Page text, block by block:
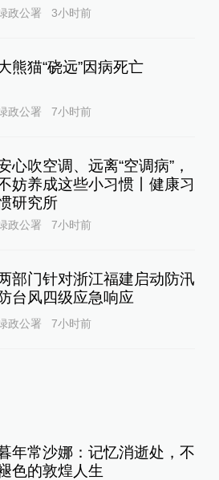
政公署 3小时前
熊猫“硗远”因病死亡
政公署 7小时前
心吹空调、远离“空调病”，
妨养成这些小习惯丨健康习
研究所
政公署 7小时前
部门针对浙江福建启动防汛
台风四级应急响应
政公署 7小时前
年常沙娜：记忆消逝处，不
色的敦煌人生